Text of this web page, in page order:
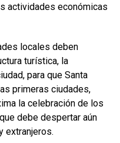
actividades económicas
locales deben
turística, la
para que Santa
primeras ciudades,
la celebración de los
debe despertar aún
extranjeros.